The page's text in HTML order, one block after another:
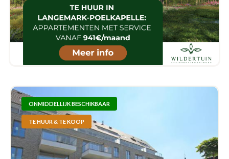
ONMIDDELLIJK BESCHIKBAAR
TE HUUR & TE KOOP